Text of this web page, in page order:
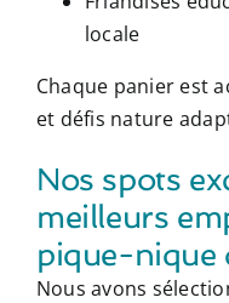
locale
Chaque panier est
et défis nature
Nos spots
meilleurs
pique-nique
Nous avons